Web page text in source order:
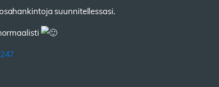
suunnitellessasi.